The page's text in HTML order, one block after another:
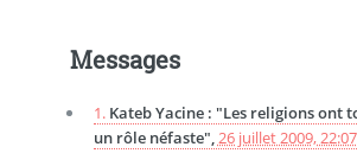
Messages
1. Kateb Yacine : "Les religions ont
un rôle néfaste", 26 juillet 2009, 22:07